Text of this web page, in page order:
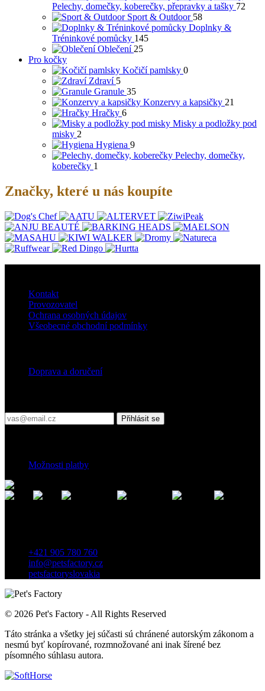
Pelechy, domečky, koberečky, přepravky a tašky 72
Sport & Outdoor 58
Doplnky &
Tréninkové pomůcky 145
Oblečení 25
Pro kočky
Kočičí pamlsky 0
Zdraví 5
Granule 35
Konzervy a kapsičky 21
Hračky 6
Misky a podložky pod
misky 2
Hygiena 9
Pelechy, domečky,
koberečky 1
Značky, které u nás koupíte
Kontakt
Provozovatel
Ochrana osobných údajov
Všeobecné obchodní podmínky
Doprava a doručení
Přihlásit se
Možnosti platby
+421 905 780 760
info@petsfactory.cz
petsfactoryslovakia
© 2026 Pet's Factory - All Rights Reserved
Táto stránka a všetky jej súčasti sú chránené autorským zákonom a
nesmú byť kopírované, rozmnožované ani inak šírené bez
písomného súhlasu autora.